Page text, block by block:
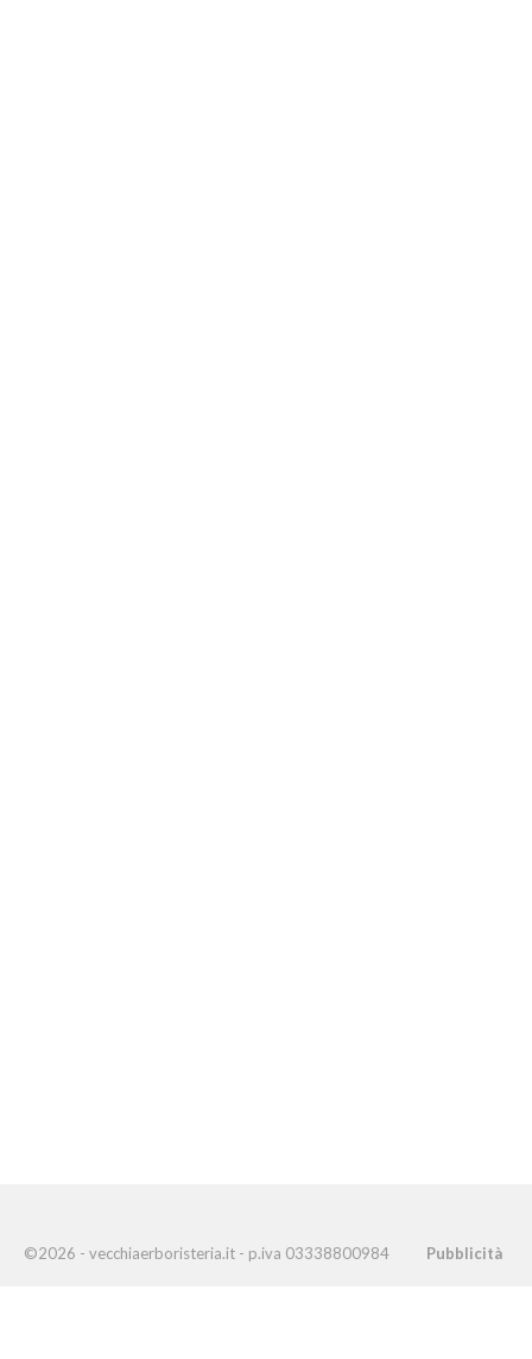
©2026 - vecchiaerboristeria.it - p.iva 03338800984 Pubblicità